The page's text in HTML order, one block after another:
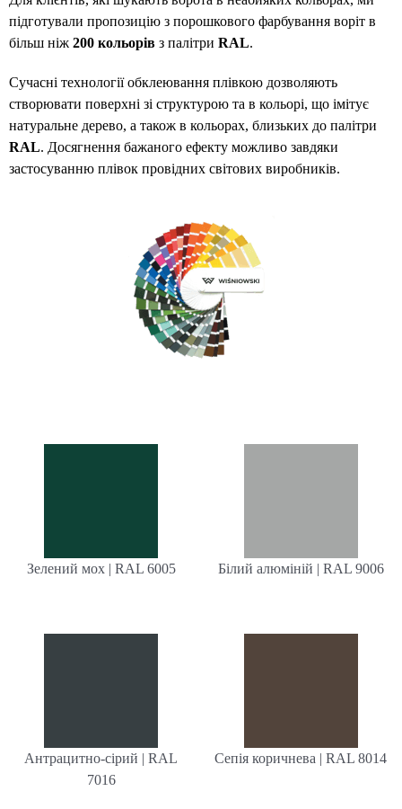
підготували пропозицію з порошкового фарбування воріт в
більш ніж 200 кольорівз палітри RAL.
Сучасні технології обклеювання плівкою дозволяють
створювати поверхні зі структурою та в кольорі, що імітує
натуральне дерево, а також в кольорах, близьких до палітри
RAL. Досягнення бажаного ефекту можливо завдяки
застосуванню плівок провідних світових виробників.
Зелений мох | RAL 6005 Білий алюміній | RAL 9006
Антрацитно-сірий | RAL
7016
Сепія коричнева | RAL 8014